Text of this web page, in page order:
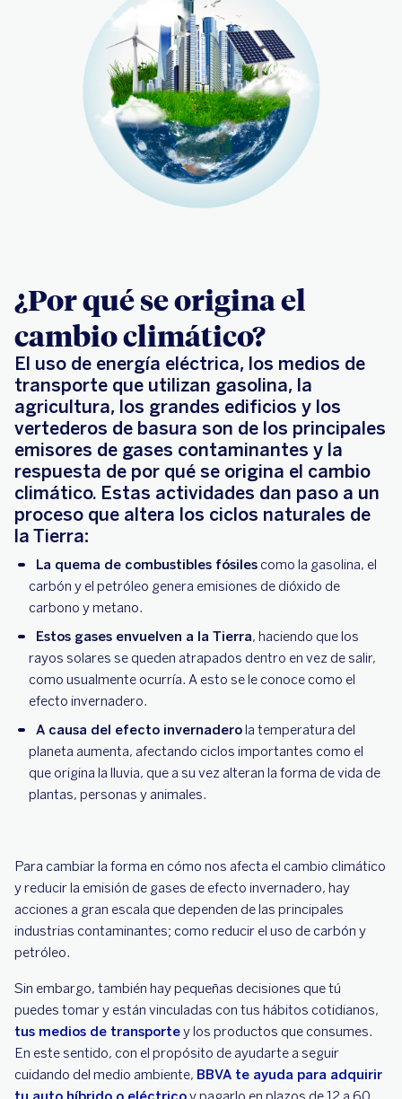
¿Por qué se origina el
cambio climático?
El uso de energía eléctrica, los medios de
transporte que utilizan gasolina, la
agricultura, los grandes edificios y los
vertederos de basura son de los principales
emisores de gases contaminantes y la
respuesta de por qué se origina el cambio
climático. Estas actividades dan paso a un
proceso que altera los ciclos naturales de
la Tierra:
La quema de combustibles fósiles como la gasolina, el
carbón y el petróleo genera emisiones de dióxido de
carbono y metano.
Estos gases envuelven a la Tierra, haciendo que los
rayos solares se queden atrapados dentro en vez de salir,
como usualmente ocurría. A esto se le conoce como el
efecto invernadero.
A causa del efecto invernaderola temperatura del
planeta aumenta, afectando ciclos importantes como el
que origina la lluvia, que a su vez alteran la forma de vida de
plantas, personas y animales.
Para cambiar la forma en cómo nos afecta el cambio climático
y reducir la emisión de gases de efecto invernadero, hay
acciones a gran escala que dependen de las principales
industrias contaminantes; como reducir el uso de carbón y
petróleo.
Sin embargo, también hay pequeñas decisiones que tú
puedes tomar y están vinculadas con tus hábitos cotidianos,
tus medios de transportey los productos que consumes.
En este sentido, con el propósito de ayudarte a seguir
cuidando del medio ambiente, BBVA te ayuda para adquirir